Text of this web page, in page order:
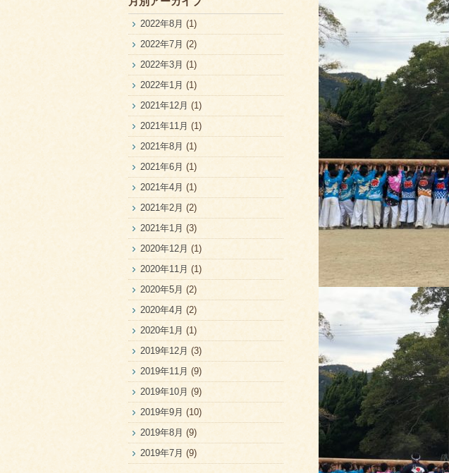
2022年8月 (1)
2022年7月 (2)
2022年3月 (1)
2022年1月 (1)
2021年12月 (1)
2021年11月 (1)
2021年8月 (1)
2021年6月 (1)
2021年4月 (1)
2021年2月 (2)
2021年1月 (3)
2020年12月 (1)
2020年11月 (1)
2020年5月 (2)
2020年4月 (2)
2020年1月 (1)
2019年12月 (3)
2019年11月 (9)
2019年10月 (9)
2019年9月 (10)
2019年8月 (9)
2019年7月 (9)